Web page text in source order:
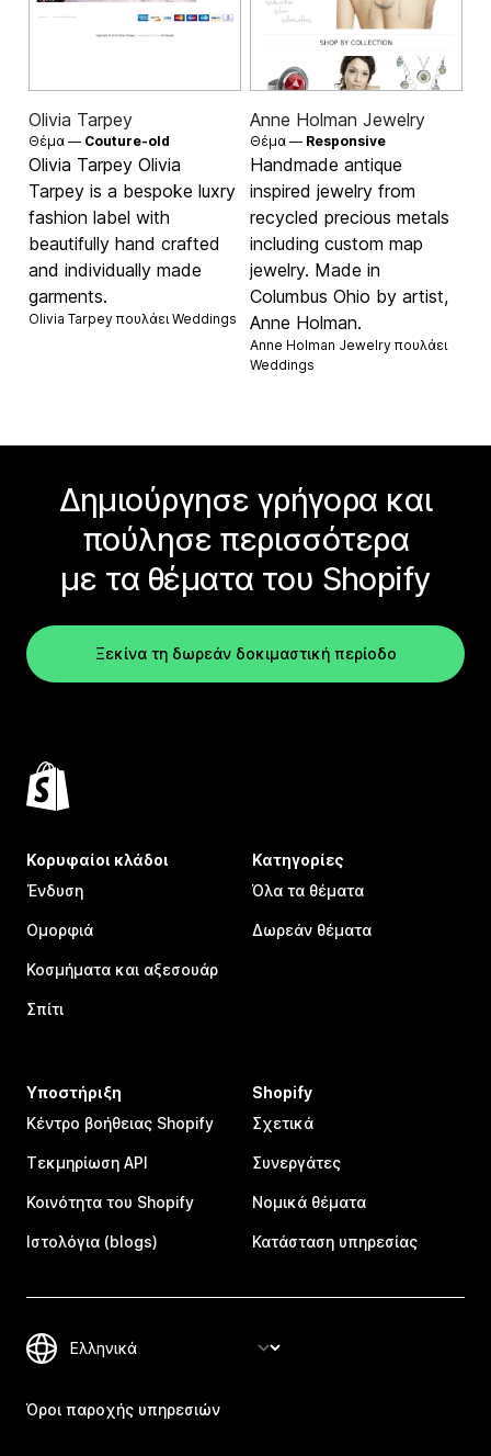
Olivia Tarpey
Θέμα — Couture-old
Olivia Tarpey Olivia
Tarpey is a bespoke luxry
fashion label with
beautifully hand crafted
and individually made
garments.
Olivia Tarpey πουλάειWeddings
Anne Holman Jewelry
Θέμα — Responsive
Handmade antique
inspired jewelry from
recycled precious metals
including custom map
jewelry. Made in
Columbus Ohio by artist,
Anne Holman.
Anne Holman Jewelry πουλάει
Weddings
Δημιούργησε γρήγορα και
πούλησε περισσότερα
με τα θέματα του Shopify
Ξεκίνα τη δωρεάν δοκιμαστική περίοδο
Κορυφαίοι κλάδοι
Ένδυση
Ομορφιά
Κοσμήματα και αξεσουάρ
Σπίτι
Κατηγορίες
Όλα τα θέματα
Δωρεάν θέματα
Υποστήριξη
Κέντρο βοήθειας Shopify
Τεκμηρίωση API
Κοινότητα του Shopify
Ιστολόγια (blogs)
Shopify
Σχετικά
Συνεργάτες
Νομικά θέματα
Κατάσταση υπηρεσίας
Όροι παροχής υπηρεσιών